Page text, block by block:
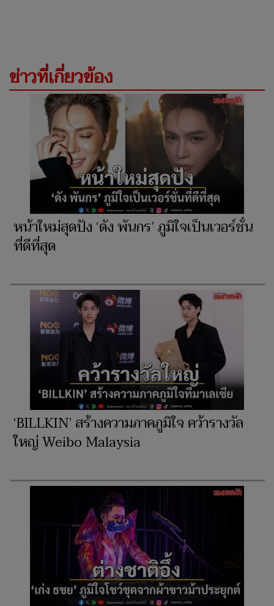
ข่าวที่เกี่ยวข้อง
หน้าใหม่สุดปัง ‘ดัง พันกร’ ภูมิใจเป็นเวอร์ชั่น
ที่ดีที่สุด
‘BILLKIN’ สร้างความภาคภูมิใจ คว้ารางวัล
ใหญ่ Weibo Malaysia